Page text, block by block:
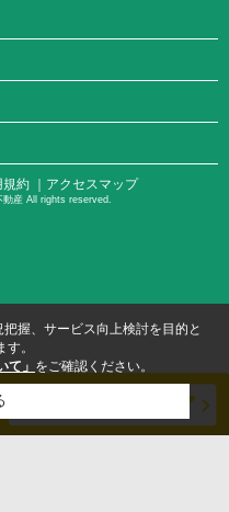
規約 ｜アクセスマップ
産 All rights reserved.
握、サービス向上検討を目的と
。
て」 をご確認ください。